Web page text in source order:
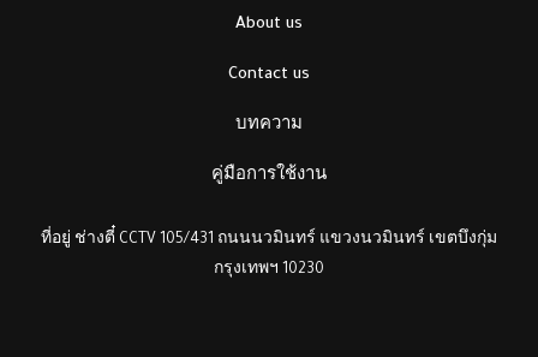
About us
Contact us
บทความ
คู่มือการใช้งาน
ที่อยู่ ช่างตี๋ CCTV 105/431 ถนนนวมินทร์ แขวงนวมินทร์ เขตบึงกุ่ม
กรุงเทพฯ 10230